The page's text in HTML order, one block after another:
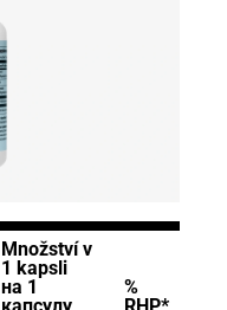
Množství v
1 kapsli
на 1
%